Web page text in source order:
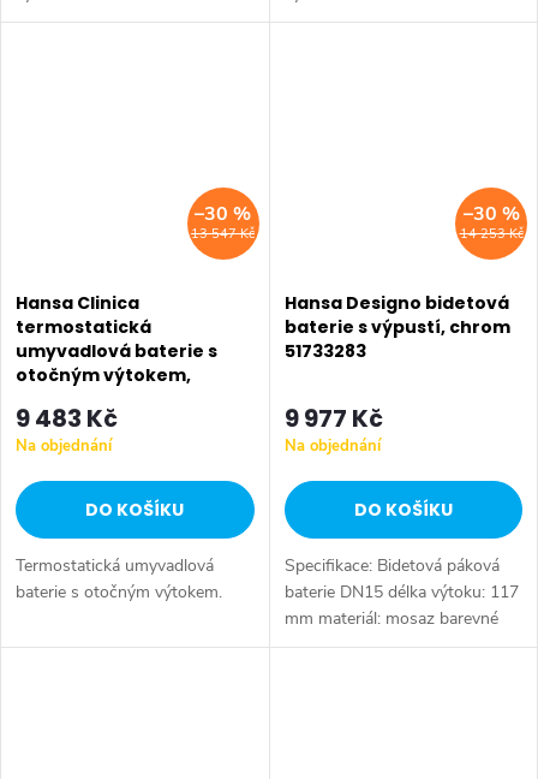
výtoku: 160 mm materiál:
výtoku: 176 mm materiál:
13 547 Kč
–30 %
Hansa Clinica
termostatická
umyvadlová baterie s
otočným výtokem,
08806202
9 483 Kč
Na objednání
DO KOŠÍKU
Termostatická umyvadlová
baterie s otočným výtokem.
14 253 Kč
–30 %
Hansa Designo bidetová
baterie s výpustí, chrom
51733283
9 977 Kč
Na objednání
DO KOŠÍKU
Specifikace: Bidetová páková
baterie DN15 délka výtoku: 117
mm materiál: mosaz barevné
provedení: chrom